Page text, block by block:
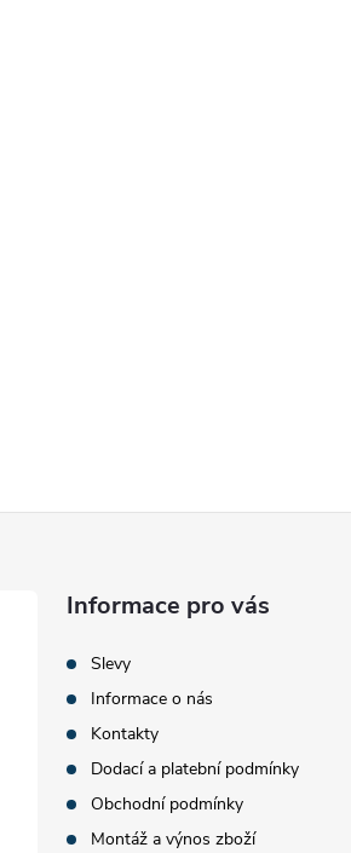
Informace pro vás
Slevy
Informace o nás
Kontakty
Dodací a platební podmínky
Obchodní podmínky
Montáž a výnos zboží